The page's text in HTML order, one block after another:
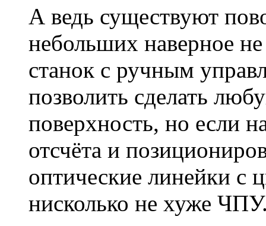
А ведь существуют
небольших наверное
станок с ручным
позволить сделать
поверхность, но если
отсчёта и
оптические линейки с
нисколько не хуже